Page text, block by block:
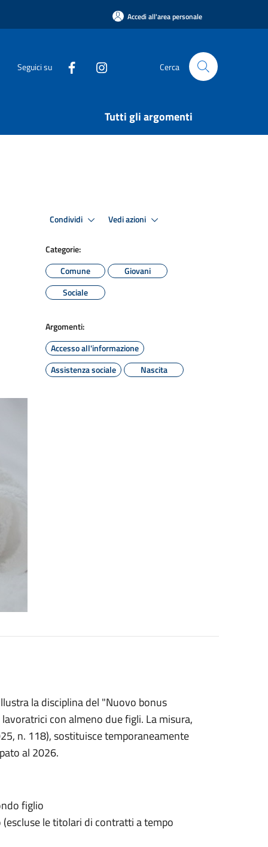
Accedi all'area personale
Seguici su Cerca
Tutti gli argomenti
Condividi Vedi azioni
Categorie:
Comune
Giovani
Sociale
Argomenti:
Accesso all'informazione
Assistenza sociale
Nascita
la disciplina del "Nuovo bonus
con almeno due figli. La misura,
n. 118), sostituisce temporaneamente
al 2026.
figlio
le titolari di contratti a tempo